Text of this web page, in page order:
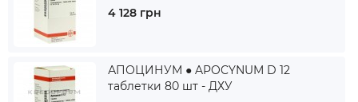
4 128 грн
АПОЦИНУМ ● APOCYNUM D 12
таблетки 80 шт - ДХУ